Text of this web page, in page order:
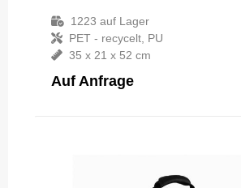
1223 auf Lager
PET - recycelt, PU
35 x 21 x 52 cm
Auf Anfrage